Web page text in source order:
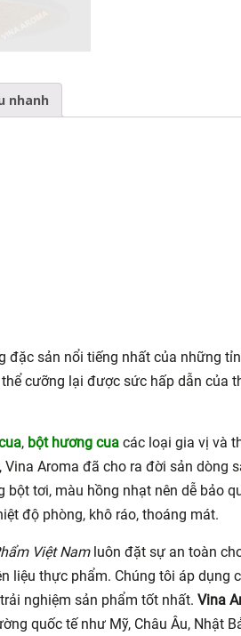
nhanh
đặc sản nổi tiếng nhất của những
cưỡng lại được sức hấp dẫn
, bột hương cua các loại gia vị và
Aroma đã cho ra đời sản dòng
bột tơi, màu hồng nhạt nên dễ bảo
độ phòng, khô ráo, thoáng mát.
Việt Namluôn đặt sự an toàn
liệu thực phẩm. Chúng tôi áp dụng
nghiệm sản phẩm tốt nhất. Vina
quốc tế như Mỹ, Châu Âu, Nhật